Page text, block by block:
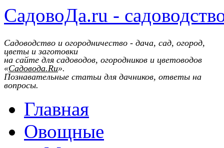
СадовоДа.ru -
Садоводство и огородничество - дача, сад, огород,
цветы и заготовки
на сайте для садоводов, огородников и цветоводов
«Садовода.Ru».
Познавательные статьи для дачников, ответы на
вопросы.
Главная
Овощные